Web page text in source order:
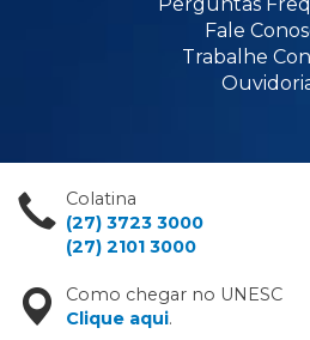
Fale
Trabalhe
Colatina
(27) 3723 3000
(27) 2101 3000
Como chegar no UNESC
Clique aqui.